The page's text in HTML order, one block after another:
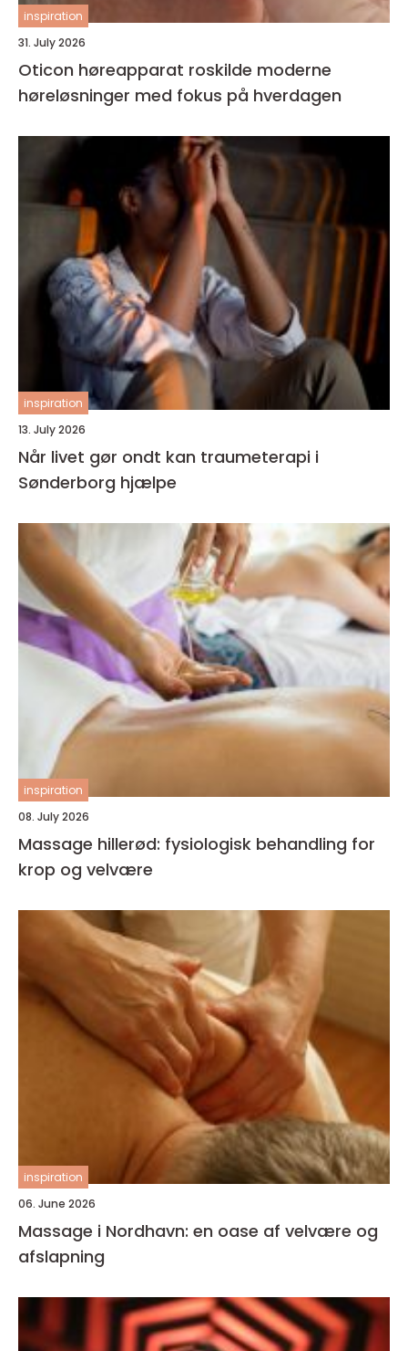
inspiration
31. July 2026
Oticon høreapparat roskilde moderne
høreløsninger med fokus på hverdagen
inspiration
13. July 2026
Når livet gør ondt kan traumeterapi i
Sønderborg hjælpe
inspiration
08. July 2026
Massage hillerød: fysiologisk behandling for
krop og velvære
inspiration
06. June 2026
Massage i Nordhavn: en oase af velvære og
afslapning